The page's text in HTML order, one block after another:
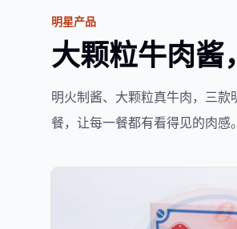
明星产品
大颗粒牛肉酱
明火制酱、大颗粒真牛肉，三
餐，让每一餐都有看得见的肉感。